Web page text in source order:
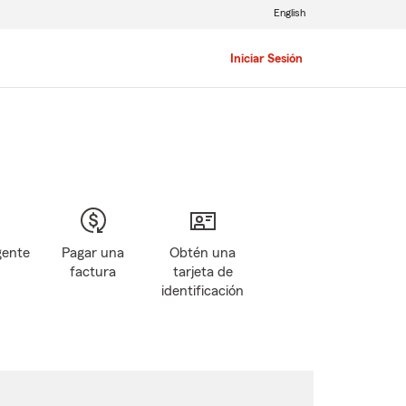
Iniciar Sesión
English
Pagar una
factura
Obtén una
tarjeta de
identificación